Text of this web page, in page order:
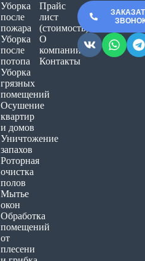
Уборка
после
пожара
Уборка
после
потопа
Уборка
грязных
помещений
Осушение
квартир
и домов
Уничтожение
запахов
Роторная
очистка
полов
Мытье
окон
Обработка
помещений
от
плесени
Прайс
лист
(стоимость)
О
компании
Контакты